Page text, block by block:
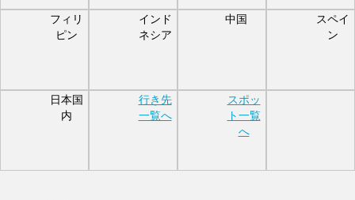
フィリ
ピン
インド
ネシア
中国
スペイ
ン
日本国
内
行き先
一覧へ
スポッ
ト一覧
へ